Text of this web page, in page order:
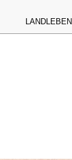
LANDLEBEN